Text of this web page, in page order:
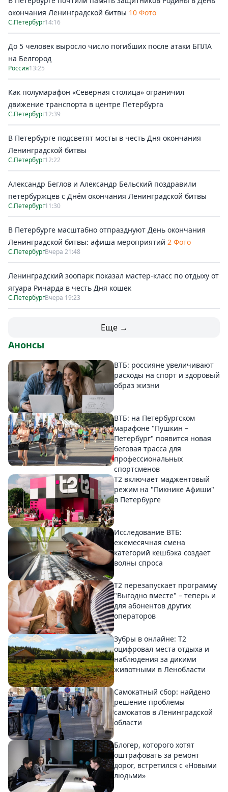
окончания Ленинградской битвы 10 Фото
С.Петербург14:16
До 5 человек выросло число погибших после атаки БПЛА
на Белгород
Россия13:25
Как полумарафон «Северная столица» ограничил
движение транспорта в центре Петербурга
С.Петербург12:39
В Петербурге подсветят мосты в честь Дня окончания
Ленинградской битвы
С.Петербург12:22
Александр Беглов и Александр Бельский поздравили
петербуржцев с Днём окончания Ленинградской битвы
С.Петербург11:30
В Петербурге масштабно отпразднуют День окончания
Ленинградской битвы: афиша мероприятий 2 Фото
С.ПетербургВчера 21:48
Ленинградский зоопарк показал мастер-класс по отдыху от
ягуара Ричарда в честь Дня кошек
С.ПетербургВчера 19:23
Еще →
Анонсы
ВТБ: россияне увеличивают
расходы на спорт и здоровый
образ жизни
ВТБ: на Петербургском
марафоне "Пушкин –
Петербург" появится новая
беговая трасса для
профессиональных
спортсменов
Т2 включает маджентовый
режим на "Пикнике Афиши"
в Петербурге
Исследование ВТБ:
ежемесячная смена
категорий кешбэка создает
волны спроса
Т2 перезапускает программу
"Выгодно вместе" – теперь и
для абонентов других
операторов
Зубры в онлайне: Т2
оцифровал места отдыха и
наблюдения за дикими
животными в Ленобласти
Самокатный сбор: найдено
решение проблемы
самокатов в Ленинградской
области
Блогер, которого хотят
оштрафовать за ремонт
дорог, встретился с «Новыми
людьми»